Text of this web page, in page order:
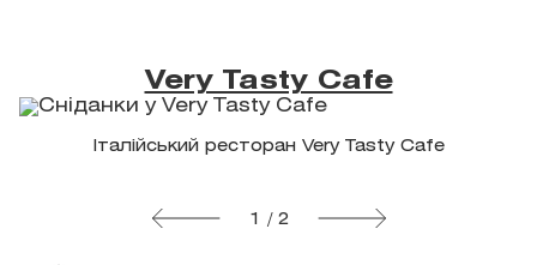
Very Tasty Cafe
Італійський ресторан Very Tasty Cafe
1 / 2